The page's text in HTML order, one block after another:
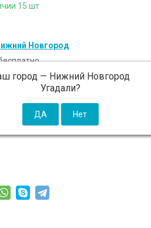
15 шт
Новгород
город — Нижний Новгород
Угадали?
августа - 300 ₽ (от 5 000 ₽